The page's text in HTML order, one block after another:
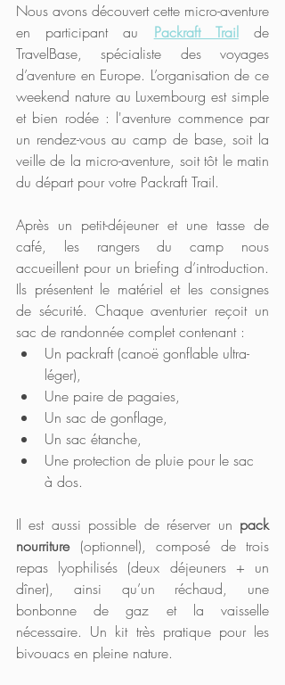
Nous avons découvert cette micro-aventure
en participant au
Packraft Trail de
TravelBase, spécialiste des voyages
d’aventure en Europe. L’organisation de ce
weekend nature au Luxembourg est simple
et bien rodée : l'aventure commence par
un rendez-vous au camp de base, soit la
veille de la micro-aventure, soit tôt le matin
du départ pour votre Packraft Trail.
Après un petit-déjeuner et une tasse de
café, les rangers du camp nous
accueillent pour un briefing d’introduction.
Ils présentent le matériel et les consignes
de sécurité. Chaque aventurier reçoit un
sac de randonnée complet contenant :
Un packraft (canoë gonflable ultra-
léger),
Une paire de pagaies,
Un sac de gonflage,
Un sac étanche,
Une protection de pluie pour le sac
à dos.
Il est aussi possible de réserver un pack
nourriture (optionnel), composé de trois
repas lyophilisés (deux déjeuners + un
dîner), ainsi qu’un réchaud, une
bonbonne de gaz et la vaisselle
nécessaire. Un kit très pratique pour les
bivouacs en pleine nature.